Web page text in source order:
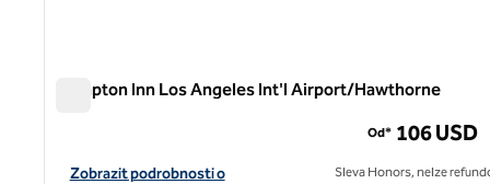
Hampton Inn Los Angeles Int'l Airport/Hawthorne
Zobrazit detaily hotelu pro mezinárodní letiště Hampton Inn
Zobrazit podrobnosti o
Od* 106 USD
Sleva Honors, nelze